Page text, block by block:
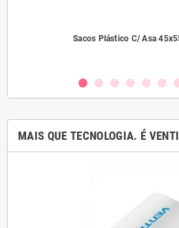
Sacos Plástico C/ Asa
MAIS QUE TECNOLOGIA. É